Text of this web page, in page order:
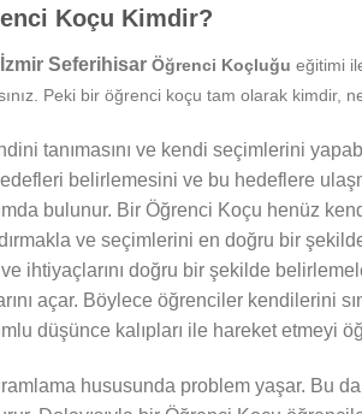
Koçu Kimdir?
Seferihisar Öğrenci Koçluğu eğitimi
Peki bir öğrenci koçu tam olarak kimdir,
tanımasını ve kendi seçimlerini
belirlemesini ve bu hedeflere
bulunur. Bir Öğrenci Koçu henüz
ve seçimlerini en doğru bir
ihtiyaçlarını doğru bir şekilde
açar. Böylece öğrenciler kendilerini
düşünce kalıpları ile hareket etmeyi
hususunda problem yaşar. Bu